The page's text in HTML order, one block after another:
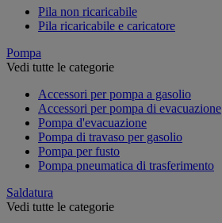
Pila non ricaricabile
Pila ricaricabile e caricatore
Pompa
Vedi tutte le categorie
Accessori per pompa a gasolio
Accessori per pompa di evacuazione
Pompa d'evacuazione
Pompa di travaso per gasolio
Pompa per fusto
Pompa pneumatica di trasferimento
Saldatura
Vedi tutte le categorie